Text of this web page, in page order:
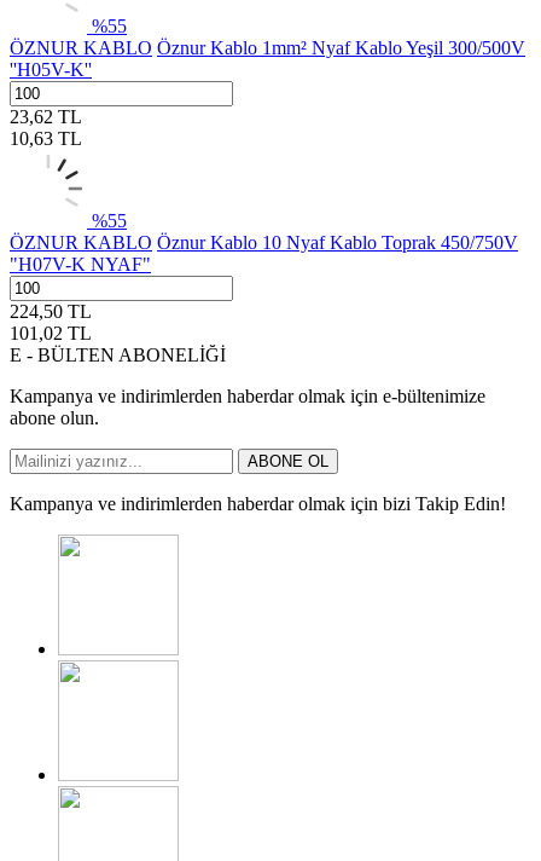
%55
ÖZNUR KABLO Öznur Kablo 1mm² Nyaf Kablo Yeşil 300/500V
''H05V-K''
23,62 TL
10,63 TL
%55
ÖZNUR KABLO Öznur Kablo 10 Nyaf Kablo Toprak 450/750V
"H07V-K NYAF"
224,50 TL
101,02 TL
E - BÜLTEN ABONELİĞİ
Kampanya ve indirimlerden haberdar olmak için e-bültenimize
abone olun.
ABONE OL
Kampanya ve indirimlerden haberdar olmak için bizi Takip Edin!